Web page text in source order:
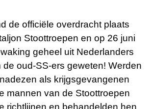
de officiële overdracht plaats
Stoottroepen en op 26 juni
geheel uit Nederlanders
oud-SS-ers geweten! Werden
als krijgsgevangenen
mannen van de Stoottroepen